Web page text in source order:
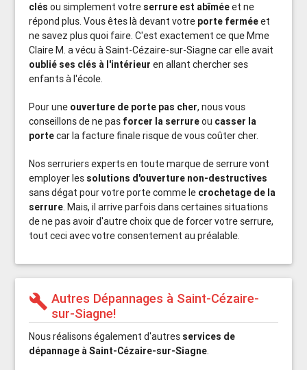
clés ou simplement votre serrure est abîméeet ne
répond plus. Vous êtes là devant votre porte ferméeet
ne savez plus quoi faire. C'est exactement ce que Mme
Claire M. a vécu à Saint-Cézaire-sur-Siagne car elle avait
oublié ses clés à l'intérieur en allant chercher ses
enfants à l'école.
Pour une ouverture de porte pas cher, nous vous
conseillons de ne pas forcer la serrureou casser la
portecar la facture finale risque de vous coûter cher.
Nos serruriers experts en toute marque de serrure vont
employer les solutions d'ouverture non-destructives
sans dégat pour votre porte comme le crochetage de la
serrure. Mais, il arrive parfois dans certaines situations
de ne pas avoir d'autre choix que de forcer votre serrure,
tout ceci avec votre consentement au préalable.
build Autres Dépannages à Saint-Cézaire-
sur-Siagne!
Nous réalisons également d'autres services de
dépannage à Saint-Cézaire-sur-Siagne.